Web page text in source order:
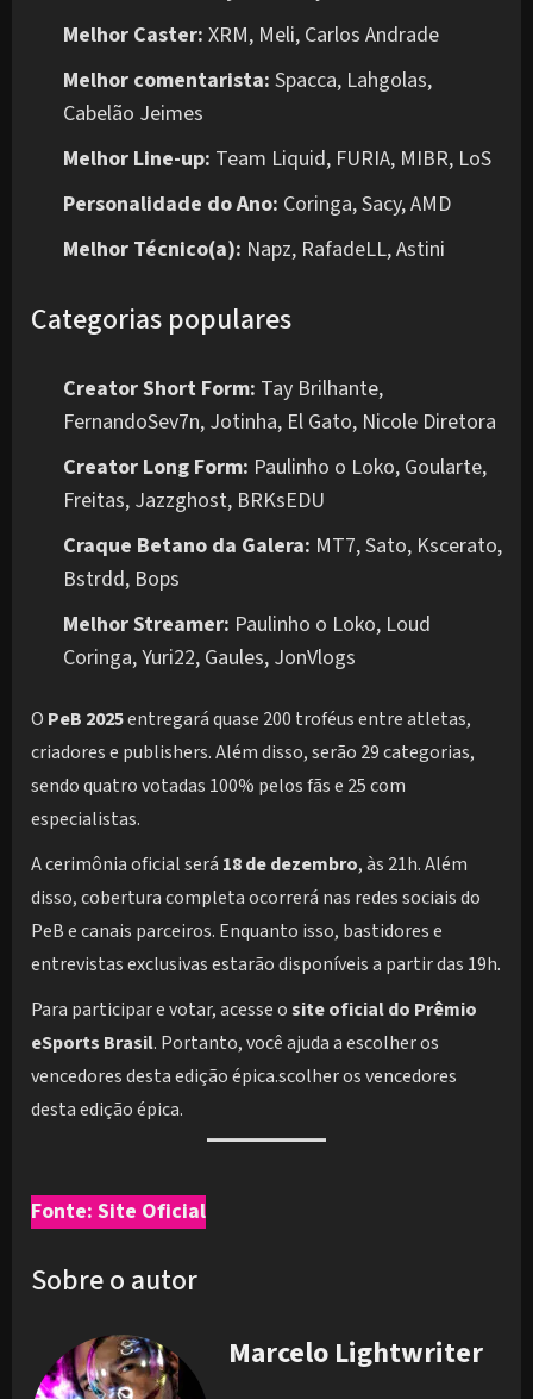
Melhor Caster: XRM, Meli, Carlos Andrade
Melhor comentarista: Spacca, Lahgolas,
Cabelão Jeimes
Melhor Line-up: Team Liquid, FURIA, MIBR, LoS
Personalidade do Ano: Coringa, Sacy, AMD
Melhor Técnico(a): Napz, RafadeLL, Astini
Categorias populares
Creator Short Form: Tay Brilhante,
FernandoSev7n, Jotinha, El Gato, Nicole Diretora
Creator Long Form: Paulinho o Loko, Goularte,
Freitas, Jazzghost, BRKsEDU
Craque Betano da Galera: MT7, Sato, Kscerato,
Bstrdd, Bops
Melhor Streamer: Paulinho o Loko, Loud
Coringa, Yuri22, Gaules, JonVlogs
O PeB 2025entregará quase 200 troféus entre atletas,
criadores e publishers. Além disso, serão 29 categorias,
sendo quatro votadas 100% pelos fãs e 25 com
especialistas.
A cerimônia oficial será 18 de dezembro, às 21h. Além
disso, cobertura completa ocorrerá nas redes sociais do
PeB e canais parceiros. Enquanto isso, bastidores e
entrevistas exclusivas estarão disponíveis a partir das 19h.
Para participar e votar, acesse osite oficial do Prêmio
eSports Brasil. Portanto, você ajuda a escolher os
vencedores desta edição épica.scolher os vencedores
desta edição épica.
Fonte: Site Oficial
Sobre o autor
Marcelo Lightwriter